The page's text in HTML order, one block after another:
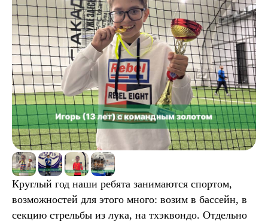
Круглый год наши ребята занимаются спортом,
возможностей для этого много: возим в бассейн, в
секцию стрельбы из лука, на тхэквондо. Отдельно